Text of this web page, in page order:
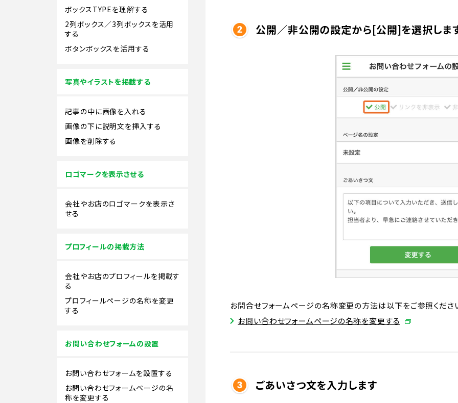
公開／非公開の設定から[公開]を選択しま
お問合せフォームページの名称変更の方法は以下をご参照くださ
お問い合わせフォームページの名称を変更する
ごあいさつ文を入力します
ボックスTYPEを理解する
2列ボックス／3列ボックスを活用
する
ボタンボックスを活用する
写真やイラストを掲載する
記事の中に画像を入れる
画像の下に説明文を挿入する
画像を削除する
ロゴマークを表示させる
会社やお店のロゴマークを表示さ
せる
プロフィールの掲載方法
会社やお店のプロフィールを掲載す
る
プロフィールページの名称を変更
する
お問い合わせフォームの設置
お問い合わせフォームを設置する
お問い合わせフォームページの名
称を変更する